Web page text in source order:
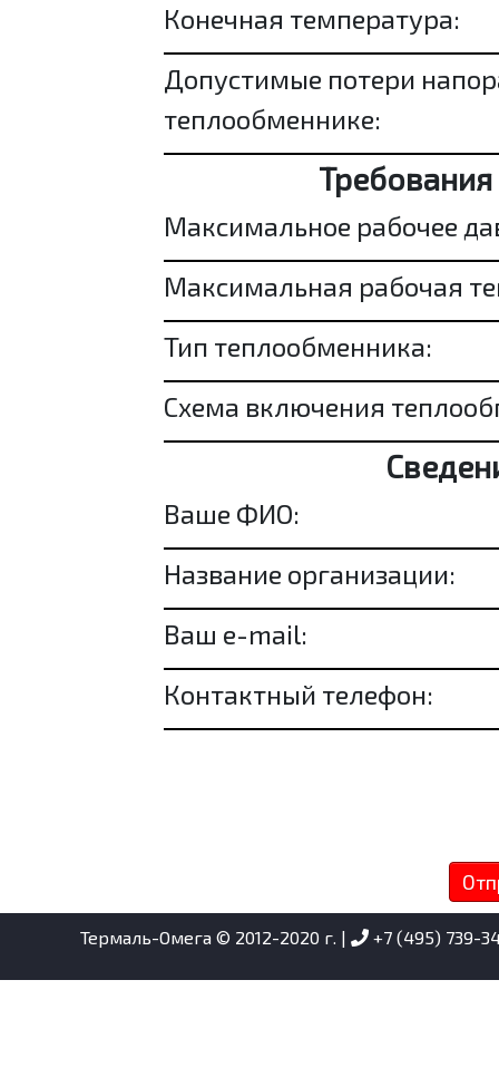
Конечная температура:
Допустимые потери
теплообменнике:
Максимальное рабочее
Максимальная рабочая
Тип теплообменника:
Схема включения
Ваше ФИО:
Название организации:
Ваш e-mail:
Контактный телефон:
Термаль-Омега © 2012-2020 г. | +7 (495) 739-